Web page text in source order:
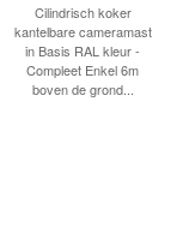
Cilindrisch koker
kantelbare cameramast
in Basis RAL kleur -
Compleet Enkel 6m
boven de grond...